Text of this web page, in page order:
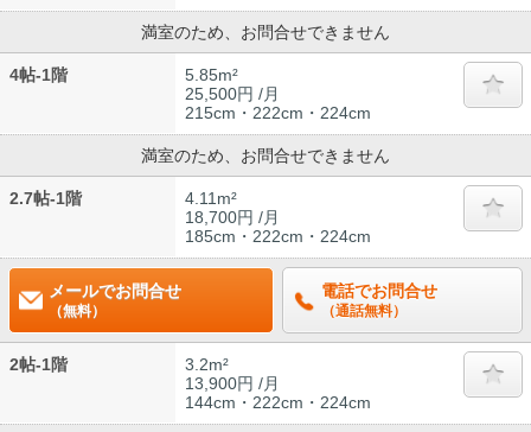
満室のため、お問合せできません
4帖-1階
5.85m²
25,500円 /月
215cm・222cm・224cm
満室のため、お問合せできません
2.7帖-1階
4.11m²
18,700円 /月
185cm・222cm・224cm
メールでお問合せ
（無料）
電話でお問合せ
（通話無料）
2帖-1階
3.2m²
13,900円 /月
144cm・222cm・224cm